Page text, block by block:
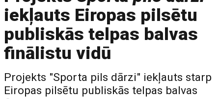
iekļauts Eiropas pilsētu
publiskās telpas balvas
finālistu vidū
Projekts "Sporta pils dārzi" iekļauts starp
Eiropas pilsētu publiskās telpas balvas